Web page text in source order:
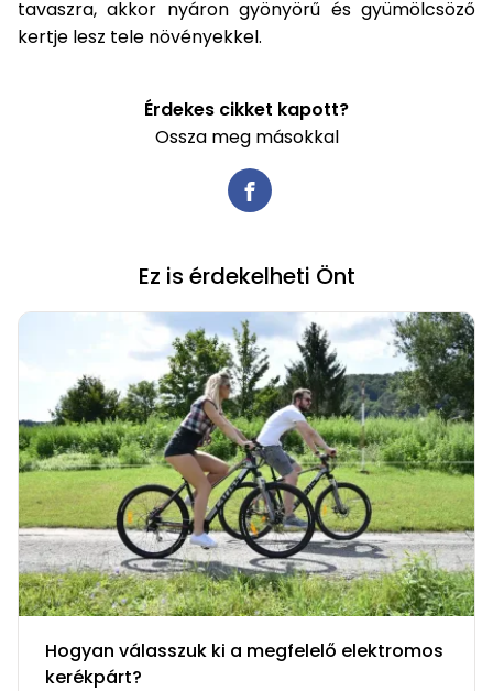
tavaszra, akkor nyáron gyönyörű és gyümölcsöző
kertje lesz tele növényekkel.
Érdekes cikket kapott?
Ossza meg másokkal
Ez is érdekelheti Önt
Hogyan válasszuk ki a megfelelő elektromos
kerékpárt?